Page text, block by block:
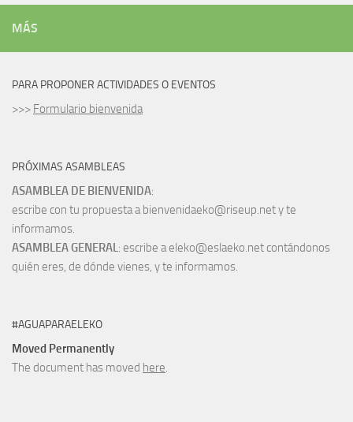
MÁS
PARA PROPONER ACTIVIDADES O EVENTOS
>>> Formulario bienvenida
PRÓXIMAS ASAMBLEAS
ASAMBLEA DE BIENVENIDA:
escribe con tu propuesta a bienvenidaeko@riseup.net y te
informamos.
ASAMBLEA GENERAL: escribe a eleko@eslaeko.net contándonos
quién eres, de dónde vienes, y te informamos.
#AGUAPARAELEKO
Moved Permanently
The document has moved here.